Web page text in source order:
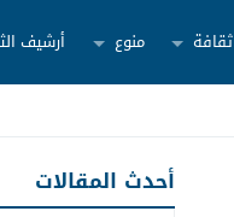
ثقافة منوع أرشيف
أحدث المقالات